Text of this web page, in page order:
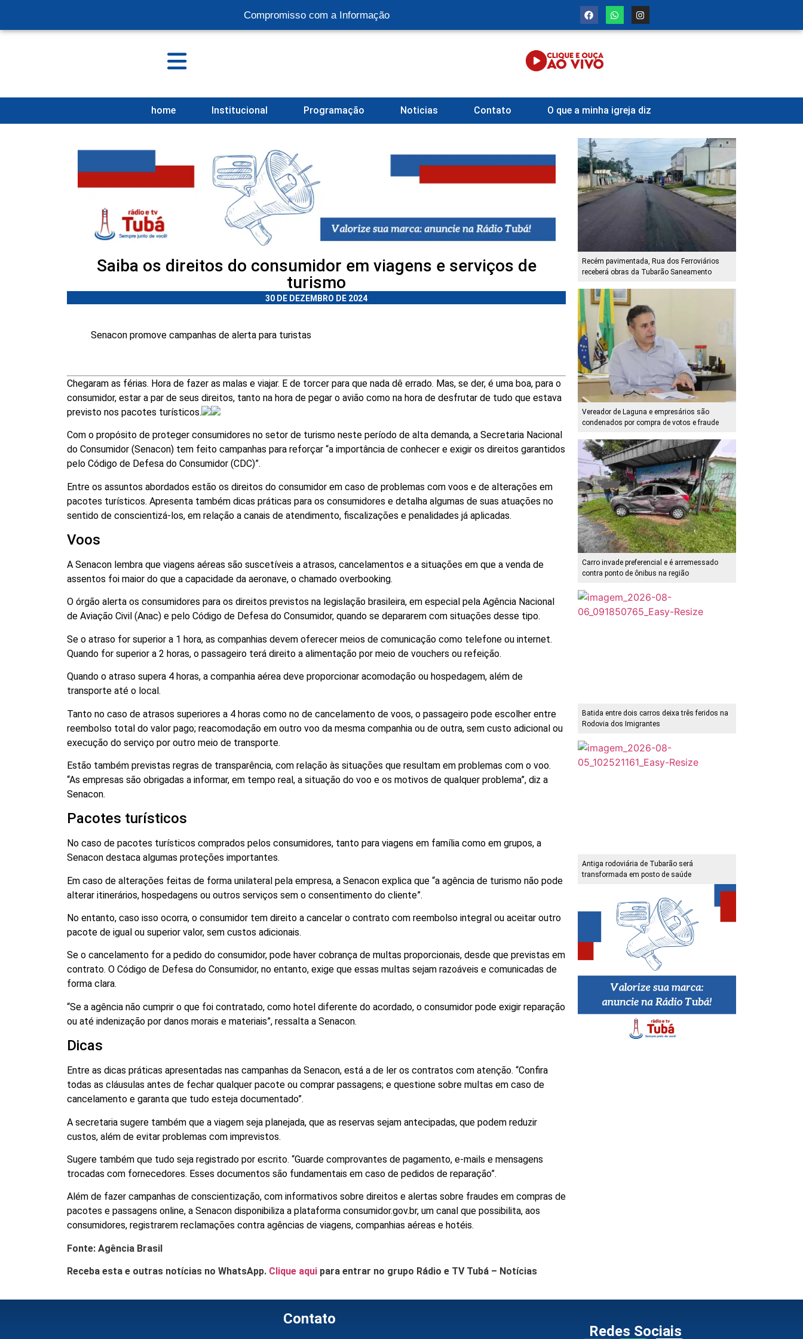
Compromisso com a Informação
home Institucional Programação Noticias Contato O que a minha igreja diz
Saiba os direitos do consumidor em viagens e serviços de
turismo
30 DE DEZEMBRO DE 2024
Senacon promove campanhas de alerta para turistas
Chegaram as férias. Hora de fazer as malas e viajar. E de torcer para que nada dê errado. Mas, se der, é uma boa, para o
consumidor, estar a par de seus direitos, tanto na hora de pegar o avião como na hora de desfrutar de tudo que estava
previsto nos pacotes turísticos.
Com o propósito de proteger consumidores no setor de turismo neste período de alta demanda, a Secretaria Nacional
do Consumidor (Senacon) tem feito campanhas para reforçar “a importância de conhecer e exigir os direitos garantidos
pelo Código de Defesa do Consumidor (CDC)”.
Entre os assuntos abordados estão os direitos do consumidor em caso de problemas com voos e de alterações em
pacotes turísticos. Apresenta também dicas práticas para os consumidores e detalha algumas de suas atuações no
sentido de conscientizá-los, em relação a canais de atendimento, fiscalizações e penalidades já aplicadas.
Voos
A Senacon lembra que viagens aéreas são suscetíveis a atrasos, cancelamentos e a situações em que a venda de
assentos foi maior do que a capacidade da aeronave, o chamado overbooking.
O órgão alerta os consumidores para os direitos previstos na legislação brasileira, em especial pela Agência Nacional
de Aviação Civil (Anac) e pelo Código de Defesa do Consumidor, quando se depararem com situações desse tipo.
Se o atraso for superior a 1 hora, as companhias devem oferecer meios de comunicação como telefone ou internet.
Quando for superior a 2 horas, o passageiro terá direito a alimentação por meio de vouchers ou refeição.
Quando o atraso supera 4 horas, a companhia aérea deve proporcionar acomodação ou hospedagem, além de
transporte até o local.
Tanto no caso de atrasos superiores a 4 horas como no de cancelamento de voos, o passageiro pode escolher entre
reembolso total do valor pago; reacomodação em outro voo da mesma companhia ou de outra, sem custo adicional ou
execução do serviço por outro meio de transporte.
Estão também previstas regras de transparência, com relação às situações que resultam em problemas com o voo.
“As empresas são obrigadas a informar, em tempo real, a situação do voo e os motivos de qualquer problema”, diz a
Senacon.
Pacotes turísticos
No caso de pacotes turísticos comprados pelos consumidores, tanto para viagens em família como em grupos, a
Senacon destaca algumas proteções importantes.
Em caso de alterações feitas de forma unilateral pela empresa, a Senacon explica que “a agência de turismo não pode
alterar itinerários, hospedagens ou outros serviços sem o consentimento do cliente”.
No entanto, caso isso ocorra, o consumidor tem direito a cancelar o contrato com reembolso integral ou aceitar outro
pacote de igual ou superior valor, sem custos adicionais.
Se o cancelamento for a pedido do consumidor, pode haver cobrança de multas proporcionais, desde que previstas em
contrato. O Código de Defesa do Consumidor, no entanto, exige que essas multas sejam razoáveis e comunicadas de
forma clara.
“Se a agência não cumprir o que foi contratado, como hotel diferente do acordado, o consumidor pode exigir reparação
ou até indenização por danos morais e materiais”, ressalta a Senacon.
Dicas
Entre as dicas práticas apresentadas nas campanhas da Senacon, está a de ler os contratos com atenção. “Confira
todas as cláusulas antes de fechar qualquer pacote ou comprar passagens; e questione sobre multas em caso de
cancelamento e garanta que tudo esteja documentado”.
A secretaria sugere também que a viagem seja planejada, que as reservas sejam antecipadas, que podem reduzir
custos, além de evitar problemas com imprevistos.
Sugere também que tudo seja registrado por escrito. “Guarde comprovantes de pagamento, e-mails e mensagens
trocadas com fornecedores. Esses documentos são fundamentais em caso de pedidos de reparação”.
Além de fazer campanhas de conscientização, com informativos sobre direitos e alertas sobre fraudes em compras de
pacotes e passagens online, a Senacon disponibiliza a plataforma consumidor.gov.br, um canal que possibilita, aos
consumidores, registrarem reclamações contra agências de viagens, companhias aéreas e hotéis.
Fonte: Agência Brasil
Receba esta e outras notícias no WhatsApp. Clique aqui para entrar no grupo Rádio e TV Tubá – Notícias
Recém pavimentada, Rua dos Ferroviários
receberá obras da Tubarão Saneamento
Vereador de Laguna e empresários são
condenados por compra de votos e fraude
Carro invade preferencial e é arremessado
contra ponto de ônibus na região
Batida entre dois carros deixa três feridos na
Rodovia dos Imigrantes
Antiga rodoviária de Tubarão será
transformada em posto de saúde
Contato
Redes Sociais